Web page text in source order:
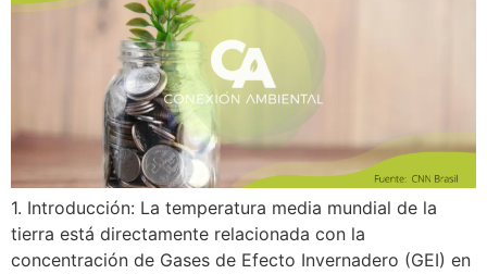
1. Introducción: La temperatura media mundial de la
tierra está directamente relacionada con la
concentración de Gases de Efecto Invernadero (GEI) en